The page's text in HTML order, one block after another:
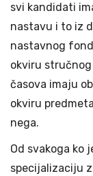
svi kandidati
nastavu i to iz
nastavnog
okviru
časova imaju
okviru
nega.
Od svakoga ko
specijalizaciju